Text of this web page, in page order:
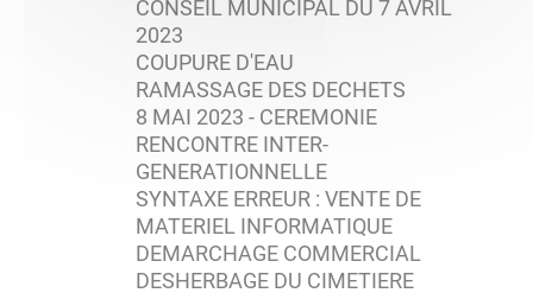
CONSEIL MUNICIPAL DU 7 AVRIL
2023
COUPURE D'EAU
RAMASSAGE DES DECHETS
8 MAI 2023 - CEREMONIE
RENCONTRE INTER-
GENERATIONNELLE
SYNTAXE ERREUR : VENTE DE
MATERIEL INFORMATIQUE
DEMARCHAGE COMMERCIAL
DESHERBAGE DU CIMETIERE